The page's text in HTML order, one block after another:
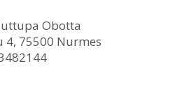
Obotta
4, 75500 Nurmes